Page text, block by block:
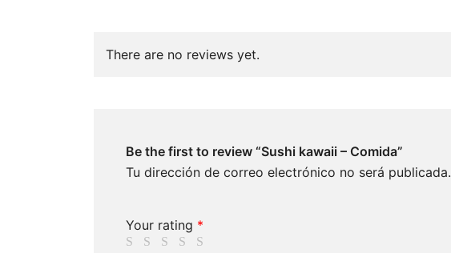
There are no reviews yet.
Be the first to review “Sushi kawaii – Comida”
Tu dirección de correo electrónico no será publicada.
Your rating *